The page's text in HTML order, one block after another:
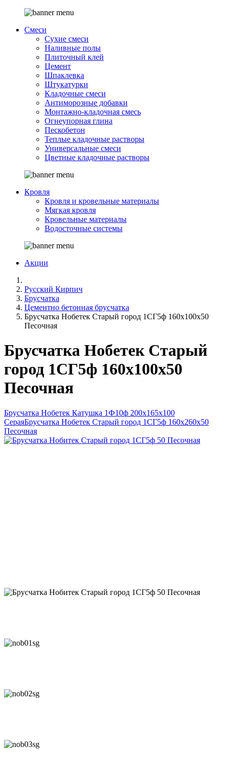
Смеси
Сухие смеси
Наливные полы
Плиточный клей
Цемент
Шпаклевка
Штукатурки
Кладочные смеси
Антиморозные добавки
Монтажно-кладочная смесь
Огнеупорная глина
Пескобетон
Теплые кладочные растворы
Универсальные смеси
Цветные кладочные растворы
Кровля
Кровля и кровельные материалы
Мягкая кровля
Кровельные материалы
Водосточные системы
Акции
Русский Кирпич
Брусчатка
Цементно бетонная брусчатка
Брусчатка Нобетек Старый город 1СГ5ф 160x100x50
Песочная
Брусчатка Нобетек Старый
город 1СГ5ф 160x100x50
Песочная
Брусчатка Нобетек Катушка 1Ф10ф 200х165х100
СераяБрусчатка Нобетек Старый город 1СГ5ф 160x260x50
Песочная